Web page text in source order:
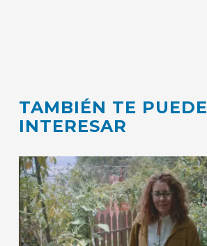
TAMBIÉN TE PUEDE
INTERESAR